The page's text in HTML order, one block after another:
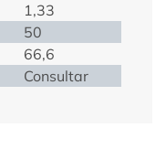
1,33
50
66,6
Consultar